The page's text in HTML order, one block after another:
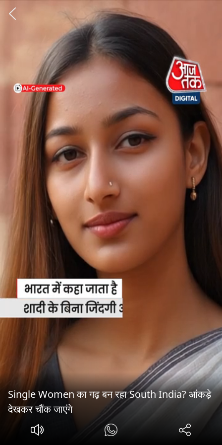
Single Women का गढ़ बन रहा South India? आंकड़े
देखकर चौंक जाएंगे